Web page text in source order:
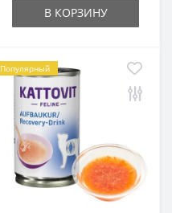
В КОРЗИНУ
Популярный